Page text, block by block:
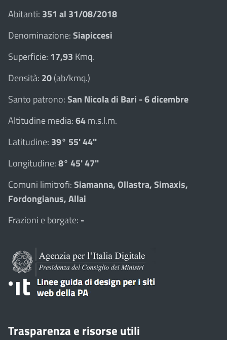
Abitanti: 351 al 31/08/2018
Denominazione:Siapiccesi
Superficie: 17,93 Kmq.
Densità: 20(ab/kmq.)
Santo patrono:San Nicola di Bari - 6 dicembre
Altitudine media:64m.s.l.m.
Latitudine: 39° 55' 44''
Longitudine:8° 45' 47''
Comuni limitrofi:Siamanna, Ollastra, Simaxis,
Fordongianus, Allai
Frazioni e borgate: -
Trasparenza e risorse utili